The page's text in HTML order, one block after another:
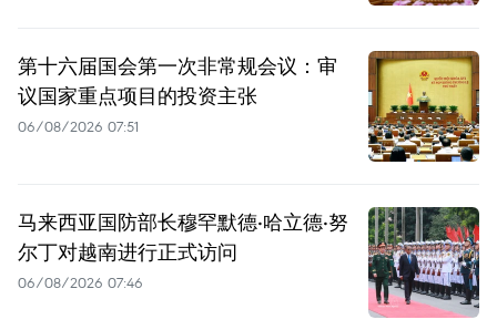
第十六届国会第一次非常规会议：审
议国家重点项目的投资主张
06/08/2026 07:51
马来西亚国防部长穆罕默德·哈立德·努
尔丁对越南进行正式访问
06/08/2026 07:46